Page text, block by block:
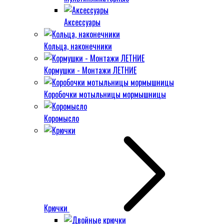
Аксессуары
Кольца, наконечники
Кормушки - Монтажи ЛЕТНИЕ
Коробочки мотыльницы мормышницы
Коромысло
Крючки